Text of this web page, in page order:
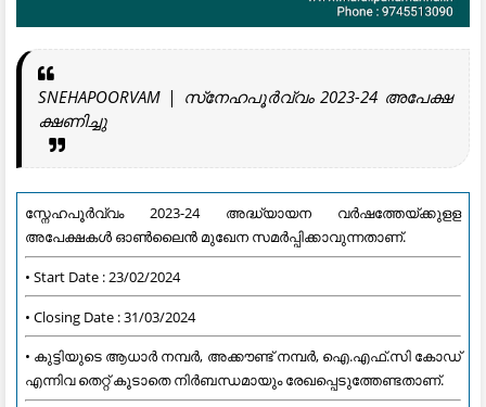
SNEHAPOORVAM | സ്‍നേഹപൂര്‍വ്വം 2023-24 അപേക്ഷ
ക്ഷണിച്ചു
സ്നേഹപൂര്‍വ്വം 2023-24 അദ്ധ്യായന വര്‍ഷത്തേയ്ക്കുളള
അപേക്ഷകള്‍ ഓണ്‍ലൈന്‍ മുഖേന സമര്‍പ്പിക്കാവുന്നതാണ്.
• Start Date : 23/02/2024
• Closing Date : 31/03/2024
• കുട്ടിയുടെ ആധാര്‍ നമ്പര്‍, അക്കൗണ്ട് നമ്പര്‍, ഐ.എഫ്.സി കോഡ്
എന്നിവ തെറ്റ് കൂടാതെ നിര്‍ബന്ധമായും രേഖപ്പെടുത്തേണ്ടതാണ്.